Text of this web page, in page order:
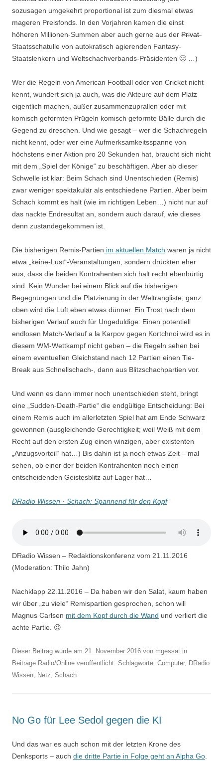
sozusagen umgekehrt proportional ist zum diesmal etwas
mageren Preisfonds. In den Vorjahren kamen die einst
höheren Millionen-Summen aber auch gerne aus der Privat-
Staatsschatulle von autokratisch agierenden Fantasy-
Staatslenkern und Weltschachverbands-Präsidenten 🙂 …)
Wer die Regeln von American Football oder von Cricket nicht
kennt, wundert sich ja auch, was die Akteure auf dem Platz
eigentlich machen, außer zusammenzuprallen oder mit
komisch geformten Prügeln komisch geformte Bälle durch die
Gegend zu dreschen. Und wie gesagt – wer die Schachregeln
nicht kennt, oder wer eine Aufmerksamkeitsspanne von
höchstens einer Aktion pro 20 Sekunden hat, braucht sich nicht
mit dem „Spiel der Könige“ zu beschäftigen. Aber ab dieser
Schwelle ist klar: Beim Schach sind Unentschieden (Remis)
zwar weniger spektakulär als entschiedene Partien. Aber beim
Schach kommt es halt (wie im richtigen Leben…) nicht nur auf
das nackte Endresultat an, sondern auch darauf, wie dieses
denn zustandegekommen ist.
Die bisherigen Remis-Partien im aktuellen Match waren ja nicht
etwa „keine-Lust“-Veranstaltungen, sondern drückten eher
aus, dass die beiden Kontrahenten sich halt recht ebenbürtig
sind. Kein Wunder bei einem Blick auf die bisherigen
Begegnungen und die Platzierung in der Weltrangliste; ganz
oben wird die Luft eben etwas dünner. Ein Trost nach dem
bisherigen Verlauf auch für Ungeduldige: Einen potentiell
endlosen Match-Verlauf a la Karpov gegen Kortchnoi wird es in
diesem WM-Wettkampf nicht geben – die Regeln sehen bei
einem eventuellen Gleichstand nach 12 Partien einen Tie-
Break aus Schnellschach-, dann aus Blitzschachpartien vor.
Und wenn es dann immer noch unentschieden steht, bringt
eine „Sudden-Death-Partie“ die endgültige Entscheidung: Bei
einem Remis auch im allerletzten Spiel hat am Ende Schwarz
gewonnen (ausgleichende Gerechtigkeit; weil Weiß mit dem
Recht auf den ersten Zug einen winzigen, aber existenten
„Anzugsvorteil“ hat…) Bis dahin ist ja noch etwas Zeit – mal
sehen, ob einer der beiden Kontrahenten noch einen
entscheidenden Geistesblitz auf Lager hat…
DRadio Wissen · Schach: Spannend für den Kopf
DRadio Wissen – Redaktionskonferenz vom 21.11.2016
(Moderation: Thilo Jahn)
Nachklapp 22.11.2016 – Da haben wir den Salat, kaum haben
wir über „zu viele“ Remispartien gesprochen, schon will
Magnus Carlsen mit dem Kopf durch die Wand und verliert die
achte Partie. 😉
Dieser Beitrag wurde am 21. November 2016 von mgessat in
Beiträge Radio/Online veröffentlicht. Schlagworte: Computer, DRadio
Wissen, Netz, Schach.
No Go für Lee Sedol gegen die KI
Und das war es auch schon mit der letzten Krone des
Denksports – auch die dritte Partie in Folge geht an Alpha Go